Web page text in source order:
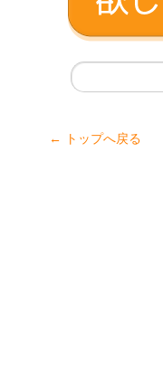
← トップへ戻る